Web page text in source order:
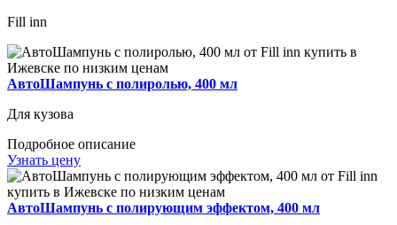
Fill inn
АвтоШампунь с полиролью, 400 мл
Для кузова
Подробное описание
Узнать цену
АвтоШампунь с полирующим эффектом, 400 мл